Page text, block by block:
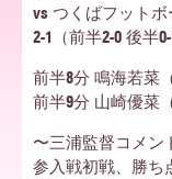
ィ
ー
vs つくばフット
2-1（前半2-0 後半0-
前半8分 鳴海若菜（
前半9分 山崎優菜（
〜三浦監督コメン
参入戦初戦、勝ち